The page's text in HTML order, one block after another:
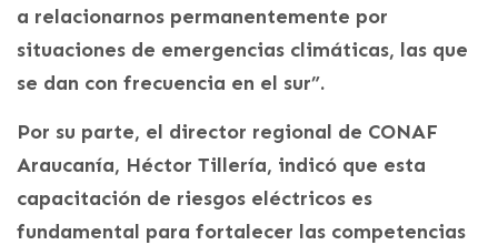
a relacionarnos permanentemente por
situaciones de emergencias climáticas, las que
se dan con frecuencia en el sur”.
Por su parte, el director regional de CONAF
Araucanía, Héctor Tillería, indicó que esta
capacitación de riesgos eléctricos es
fundamental para fortalecer las competencias